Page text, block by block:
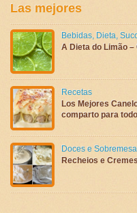
Las mejores
Bebidas, Dieta,
A Dieta do Limão
Recetas
Los Mejores
comparto para
Doces e
Recheios e